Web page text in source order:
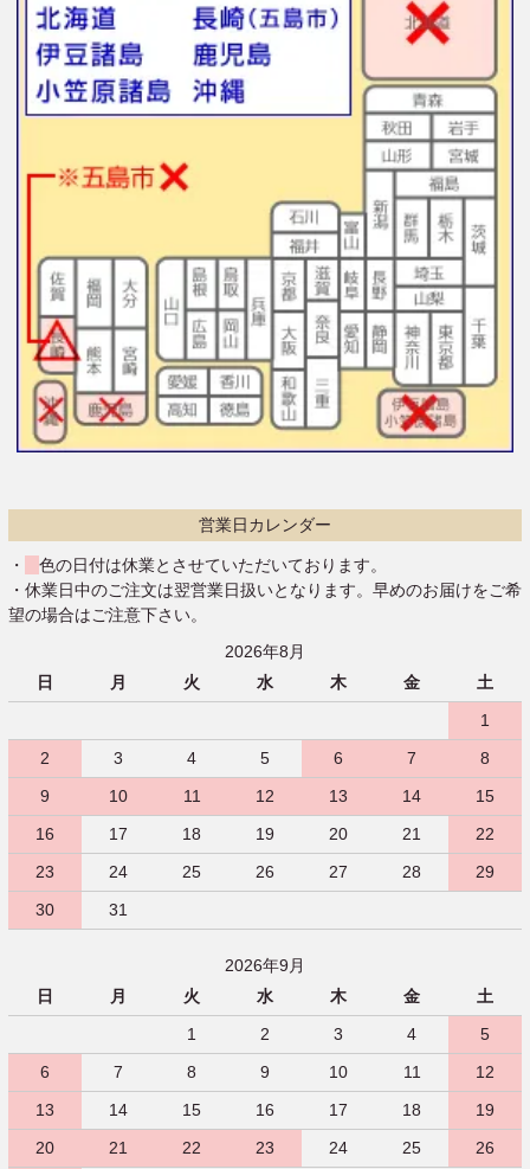
営業日カレンダー
・
色の日付は休業とさせていただいております。
・休業日中のご注文は翌営業日扱いとなります。早めのお届けをご希
望の場合はご注意下さい。
2026年8月
日
月 火 水 木 金
土
1
2
3 4 5 6 7
8
9
10 11 12 13 14
15
16
17 18 19 20 21
22
23
24 25 26 27 28
29
30
31
2026年9月
日
月 火 水 木 金
土
1
2 3 4
5
6
7 8 9 10 11
12
13
14 15 16 17 18
19
20
21 22 23 24 25 26